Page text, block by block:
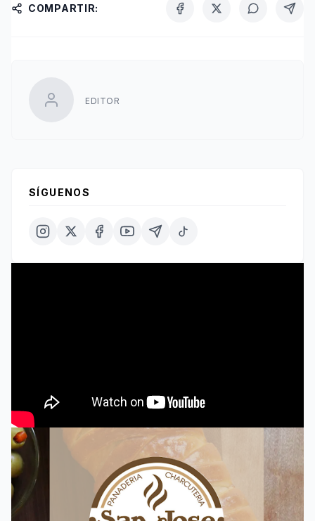
COMPARTIR:
EDITOR
SÍGUENOS